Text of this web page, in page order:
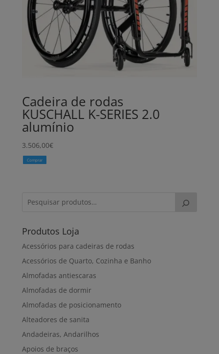
Cadeira de rodas
KUSCHALL K-SERIES 2.0
alumínio
3.506,00€
Comprar
Produtos Loja
Acessórios para cadeiras de rodas
Acessórios de Quarto, Cozinha e Banho
Almofadas antiescaras
Almofadas de dormir
Almofadas de posicionamento
Alteadores de sanita
Andadeiras, Andarilhos
Apoios de braços